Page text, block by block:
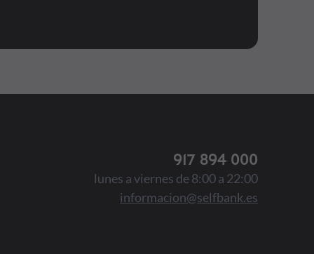
917 894 000
lunes a viernes de 8:00 a 22:00
informacion@selfbank.es